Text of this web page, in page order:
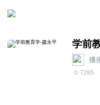
学前
播
7285